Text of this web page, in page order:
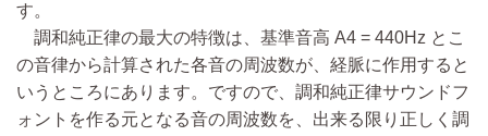
す。
調和純正律の最大の特徴は、基準音高 A4 = 440Hz とこ
の音律から計算された各音の周波数が、経脈に作用すると
いうところにあります。ですので、調和純正律サウンドフ
ォントを作る元となる音の周波数を、出来る限り正しく調